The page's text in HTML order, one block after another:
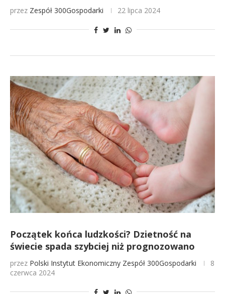
przez Zespół 300Gospodarki 22 lipca 2024
Początek końca ludzkości? Dzietność na
świecie spada szybciej niż prognozowano
przez Polski Instytut Ekonomiczny Zespół 300Gospodarki
8
czerwca 2024